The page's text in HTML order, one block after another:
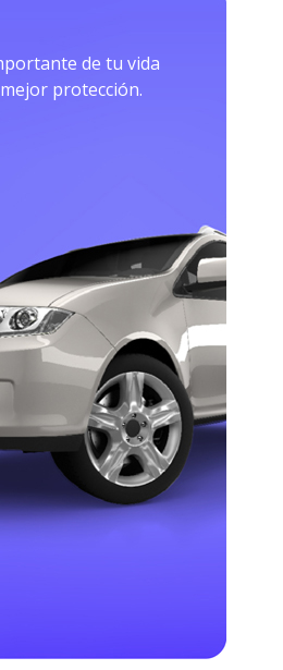
de tu vida
protección.